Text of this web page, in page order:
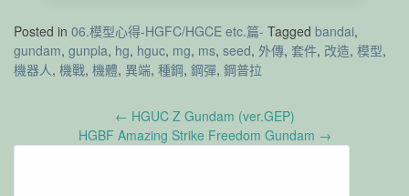
Posted in 06.模型心得-HGFC/HGCE etc.篇- Tagged bandai,
gundam, gunpla, hg, hguc, mg, ms, seed, 外傳, 套件, 改造, 模型,
機器人, 機戰, 機體, 異端, 種鋼, 鋼彈, 鋼普拉
navigation
← HGUC Z Gundam (ver.GEP)
HGBF Amazing Strike Freedom Gundam →